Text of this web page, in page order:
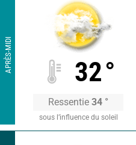
APRÈS-MIDI 32°
Ressentie 34 °
sous l’influence du soleil